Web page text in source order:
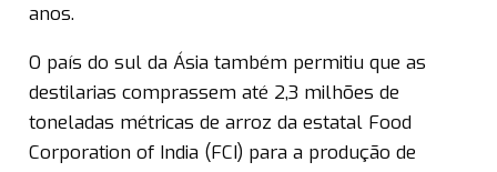
anos.
O país do sul da Ásia também permitiu que as
destilarias comprassem até 2,3 milhões de
toneladas métricas de arroz da estatal Food
Corporation of India (FCI) para a produção de